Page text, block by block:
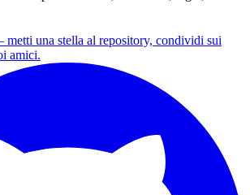
una stella al repository, condividi sui
amici.